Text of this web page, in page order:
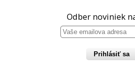
Odber noviniek
Prihlásiť sa